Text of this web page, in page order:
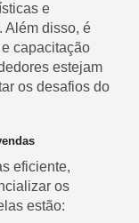
e
Além disso, é
capacitação
estejam
os desafios do
eficiente,
os
estão: